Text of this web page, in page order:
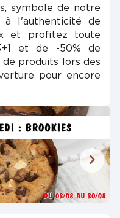
symbole de notre
à l'authenticité de
et profitez toute
et de -50% de
produits lors des
pour encore